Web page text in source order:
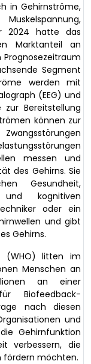
in Gehirnströme,
2024 hatte das
Marktanteil an
Segment
werden mit
(EEG) und
Bereitstellung
können zur
messen und
des Gehirns. Sie
Gesundheit,
und kognitiven
oder ein
und gibt
Gehirns.
(WHO) litten im
Menschen an
an einer
Biofeedback-
nach diesen
und
Gehirnfunktion
verbessern, die
fördern möchten.